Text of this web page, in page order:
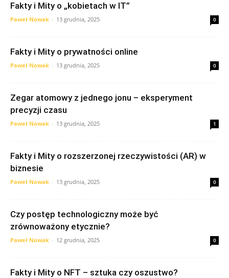
Fakty i Mity o „kobietach w IT”
Paweł Nowak - 13 grudnia, 2025 0
Fakty i Mity o prywatności online
Paweł Nowak - 13 grudnia, 2025 0
Zegar atomowy z jednego jonu – eksperyment
precyzji czasu
Paweł Nowak - 13 grudnia, 2025 1
Fakty i Mity o rozszerzonej rzeczywistości (AR) w
biznesie
Paweł Nowak - 13 grudnia, 2025 0
Czy postęp technologiczny może być
zrównoważony etycznie?
Paweł Nowak - 12 grudnia, 2025 0
Fakty i Mity o NFT – sztuka czy oszustwo?